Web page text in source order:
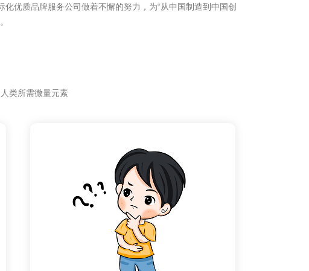
化优质品牌服务公司做着不懈的努力，为“从中国制造到中国创
类所需微量元素